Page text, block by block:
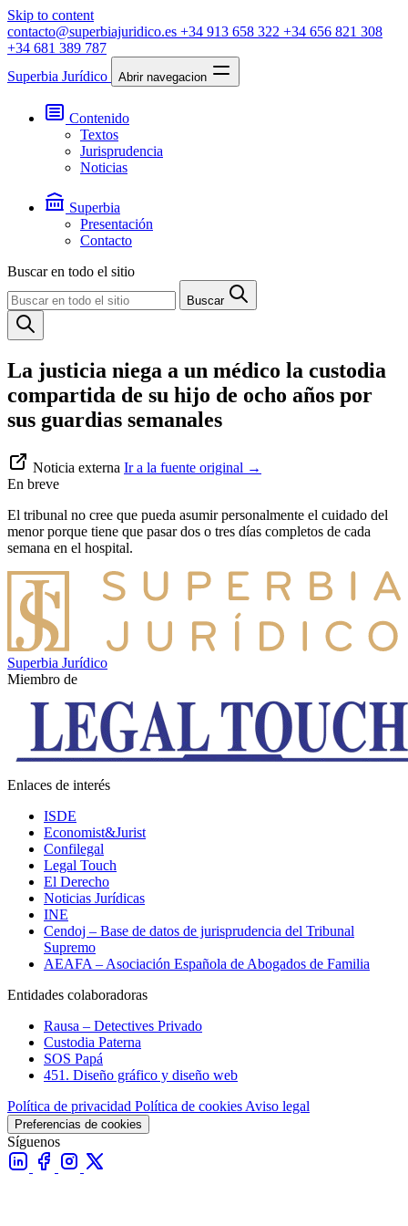
Skip to content
contacto@superbiajuridico.es +34 913 658 322 +34 656 821 308
+34 681 389 787
Superbia Jurídico
Abrir navegacion
Contenido
Textos
Jurisprudencia
Noticias
Superbia
Presentación
Contacto
Buscar en todo el sitio
Buscar
La justicia niega a un médico la custodia
compartida de su hijo de ocho años por
sus guardias semanales
Noticia externa Ir a la fuente original →
En breve
El tribunal no cree que pueda asumir personalmente el cuidado del
menor porque tiene que pasar dos o tres días completos de cada
semana en el hospital.
Superbia Jurídico
Miembro de
Enlaces de interés
ISDE
Economist&Jurist
Confilegal
Legal Touch
El Derecho
Noticias Jurídicas
INE
Cendoj – Base de datos de jurisprudencia del Tribunal
Supremo
AEAFA – Asociación Española de Abogados de Familia
Entidades colaboradoras
Rausa – Detectives Privado
Custodia Paterna
SOS Papá
451. Diseño gráfico y diseño web
Política de privacidad Política de cookies Aviso legal
Preferencias de cookies
Síguenos